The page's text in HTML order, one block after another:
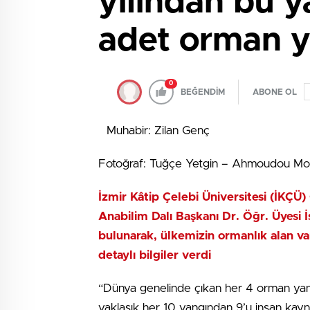
adet orman
0
BEĞENDİM ABONE OL
Muhabir: Zilan Genç
Fotoğraf: Tuğçe Yetgin – Ahmoudou
İzmir Kâtip Çelebi Üniversitesi
Anabilim Dalı Başkanı Dr. Öğr. Üyesi
bulunarak, ülkemizin ormanlık alan
detaylı bilgiler verdi
“Dünya genelinde çıkan her 4 orman
yaklaşık her 10 yangından 9’u insan